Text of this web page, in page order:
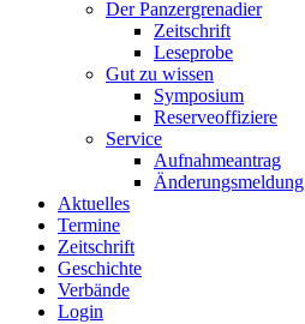
Der Panzergrenadier
Zeitschrift
Leseprobe
Gut zu wissen
Symposium
Reserveoffiziere
Service
Aufnahmeantrag
Änderungsmeldung
Aktuelles
Termine
Zeitschrift
Geschichte
Verbände
Login